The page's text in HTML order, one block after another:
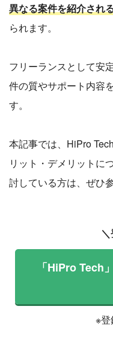
異なる案件を紹介され
られます。
フリーランスとして安
件の質やサポート内容
す。
本記事では、HiPro
リット・デメリットに
討している方は、ぜひ
「HiPro Tech
※登